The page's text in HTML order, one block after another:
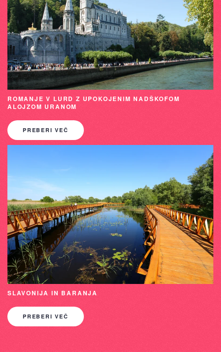
ROMANJE V LURD Z UPOKOJENIM NADŠKOFOM
ALOJZOM URANOM
PREBERI VEČ
SLAVONIJA IN BARANJA
PREBERI VEČ